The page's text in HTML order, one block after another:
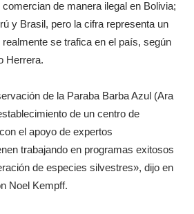
de manera ilegal en Bolivia;
y Brasil, pero la cifra representa un
se trafica en el país, según
Herrera.
de la Paraba Barba Azul (Ara
de un centro de
el apoyo de expertos
trabajando en programas exitosos
de especies silvestres», dijo en
Noel Kempff.